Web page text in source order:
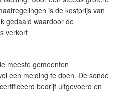
is de kostprijs van
gedaald waardoor de
verkort
meeste gemeenten
een melding te doen. De sonde
bedrijf uitgevoerd en